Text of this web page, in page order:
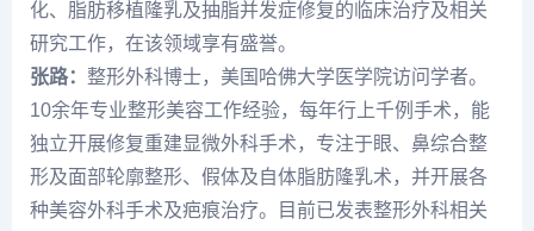
化、脂肪移植隆乳及抽脂并发症修复的临床治疗及相关
研究工作，在该领域享有盛誉。
张路： 整形外科博士，美国哈佛大学医学院访问学者。
10余年专业整形美容工作经验，每年行上千例手术，能
独立开展修复重建显微外科手术，专注于眼、鼻综合整
形及面部轮廓整形、假体及自体脂肪隆乳术，并开展各
种美容外科手术及疤痕治疗。目前已发表整形外科相关